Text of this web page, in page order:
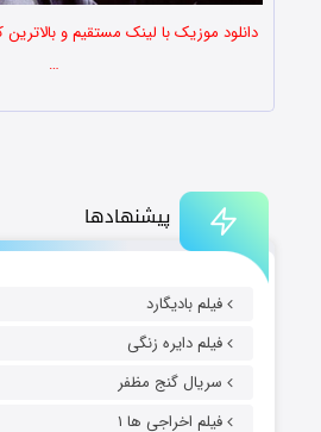
پیشنهادها
فیلم بادیگارد
فیلم دایره زنگی
سریال گنج مظفر
فیلم اخراجی ها ۱
دانلود موزیک با لینک مستقیم و
…